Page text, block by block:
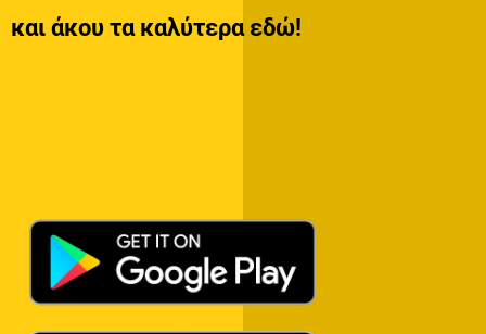
και άκου τα καλύτερα εδώ!